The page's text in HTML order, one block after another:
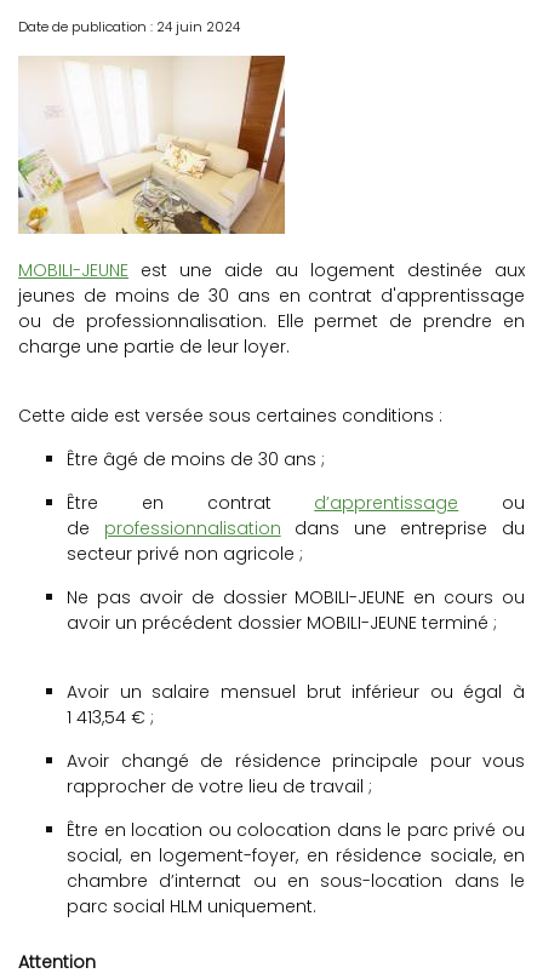
Date de publication : 24 juin 2024
MOBILI-JEUNE est une aide au logement destinée aux
jeunes de moins de 30 ans en contrat d'apprentissage
ou de professionnalisation. Elle permet de prendre en
charge une partie de leur loyer.
Cette aide est versée sous certaines conditions :
Être âgé de moins de 30 ans ;
Être en contrat d’apprentissage ou
de professionnalisation dans une entreprise du
secteur privé non agricole ;
Ne pas avoir de dossier MOBILI-JEUNE en cours ou
avoir un précédent dossier MOBILI-JEUNE terminé ;
Avoir un salaire mensuel brut inférieur ou égal à
1 413,54 € ;
Avoir changé de résidence principale pour vous
rapprocher de votre lieu de travail ;
Être en location ou colocation dans le parc privé ou
social, en logement-foyer, en résidence sociale, en
chambre d’internat ou en sous-location dans le
parc social HLM uniquement.
Attention